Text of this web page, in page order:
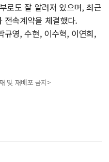
로도 잘 알려져 있으며, 최근
전속계약을 체결했다.
규영, 수현, 이수혁, 이연희,
및 재배포 금지>